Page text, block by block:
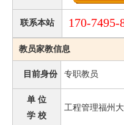
联系本站 170-7495-
教员家教信息
目前身份 专职教员
单 位
学 校
工程管理福州